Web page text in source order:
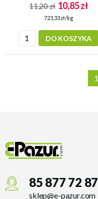
11,20 zł 10,85 zł
723,33 zł/kg
DO KOSZYKA
1
85 877 72 87
sklep@e-pazur.com